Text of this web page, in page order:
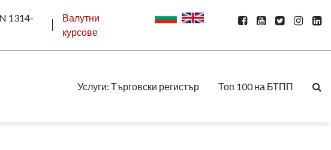
1314-
Валутни
курсове
Услуги: Търговски регистър Топ 100 на БТПП